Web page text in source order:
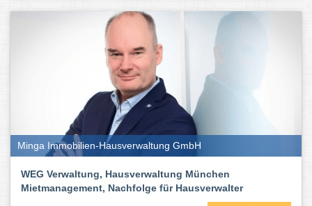
Minga Immobilien-Hausverwaltung GmbH
WEG Verwaltung, Hausverwaltung München
Mietmanagement, Nachfolge für Hausverwalter